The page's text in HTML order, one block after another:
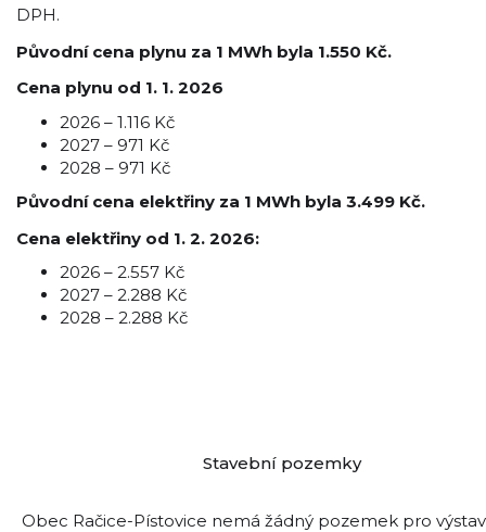
DPH.
Původní cena plynu za 1 MWh byla 1.550 Kč.
Cena plynu od 1. 1. 2026
2026 – 1.116 Kč
2027 – 971 Kč
2028 – 971 Kč
Původní cena elektřiny za 1 MWh byla 3.499 Kč.
Cena elektřiny od 1. 2. 2026:
2026 – 2.557 Kč
2027 – 2.288 Kč
2028 – 2.288 Kč
Stavební pozemky
Obec Račice-Pístovice nemá žádný pozemek pro